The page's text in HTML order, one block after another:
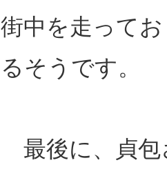
街中を走って
るそうです。
最後に、貞包